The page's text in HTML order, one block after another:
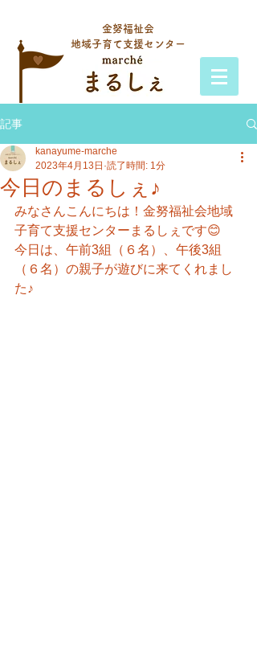
金努福祉会
地域子育て支援センター
記事
今日のまるしぇ♪
kanayume-marche
2023年4月13日 読了時間: 1分
みなさんこんにちは！金努福祉会地域
子育て支援センターまるしぇです😊
今日は、午前3組（６名）、午後3組
（６名）の親子が遊びに来てくれまし
た♪